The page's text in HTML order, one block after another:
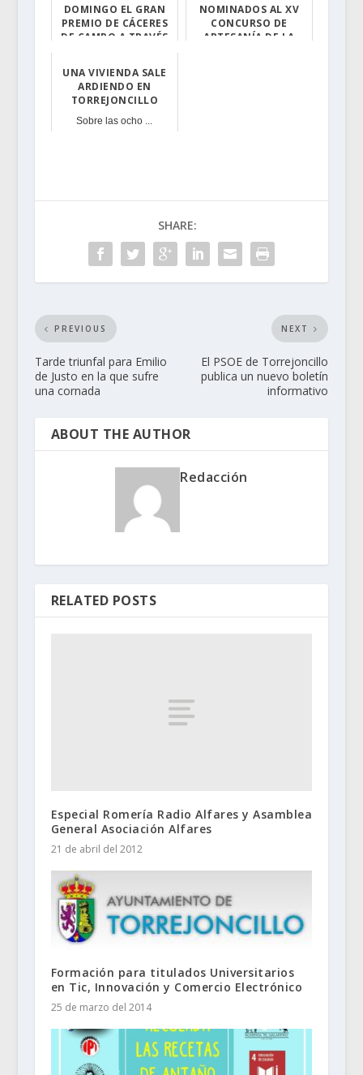
DOMINGO EL GRAN
PREMIO DE CÁCERES
DE CAMPO A TRAVÉS
Esta prueba iti...
NOMINADOS AL XV
CONCURSO DE
ARTESANÍA DE LA
UNA VIVIENDA SALE
ARDIENDO EN
TORREJONCILLO
Sobre las ocho ...
SHARE:
PREVIOUS
Tarde triunfal para Emilio
de Justo en la que sufre
una cornada
NEXT
El PSOE de Torrejoncillo
publica un nuevo boletín
informativo
ABOUT THE AUTHOR
Redacción
RELATED POSTS
Especial Romería Radio Alfares y Asamblea
General Asociación Alfares
21 de abril del 2012
Formación para titulados Universitarios
en Tic, Innovación y Comercio Electrónico
25 de marzo del 2014